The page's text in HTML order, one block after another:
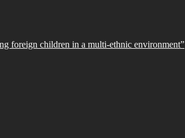
foreign children in a multi-ethnic environment”